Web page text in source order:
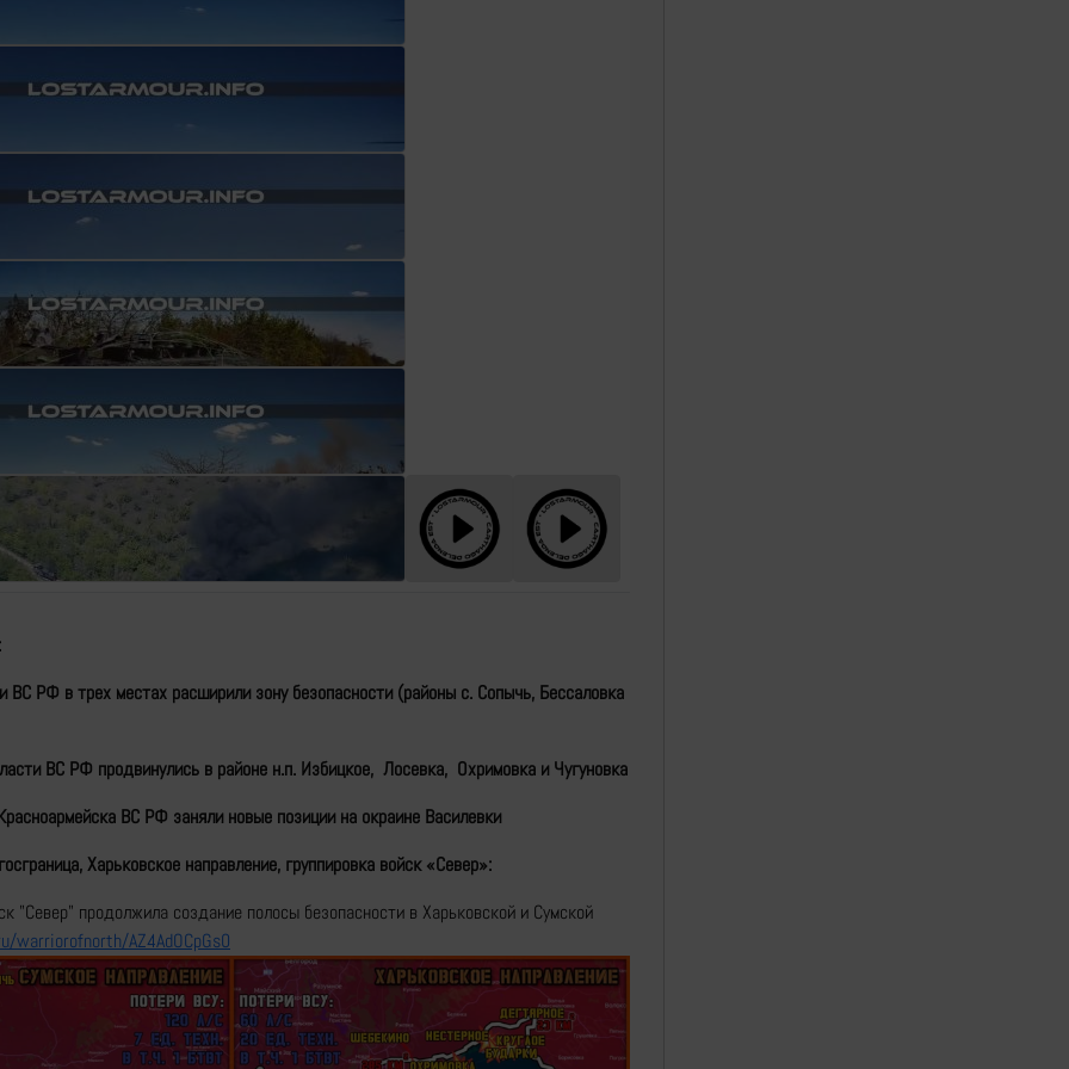
ВС РФ в трех местах расширили зону безопасности (районы с. Сопычь, Бессаловка
ВС РФ продвинулись в районе н.п. Избицкое, Лосевка, Охримовка и Чугуновка
ВС РФ заняли новые позиции на окраине Василевки
Харьковское направление, группировка войск «Север»:
"Север" продолжила создание полосы безопасности в Харьковской и Сумской
warriorofnorth/AZ4AdOCpGs0